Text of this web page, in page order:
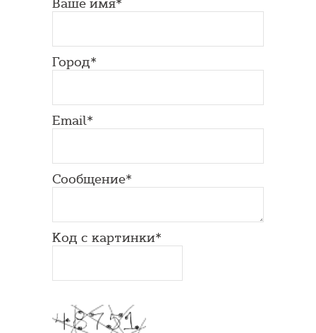
Город*
Email*
Сообщение*
Код с картинки*